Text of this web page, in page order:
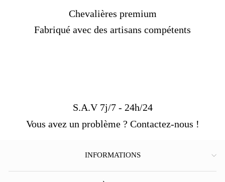
Chevalières premium
Fabriqué avec des artisans compétents
S.A.V 7j/7 - 24h/24
Vous avez un problème ? Contactez-nous !
INFORMATIONS